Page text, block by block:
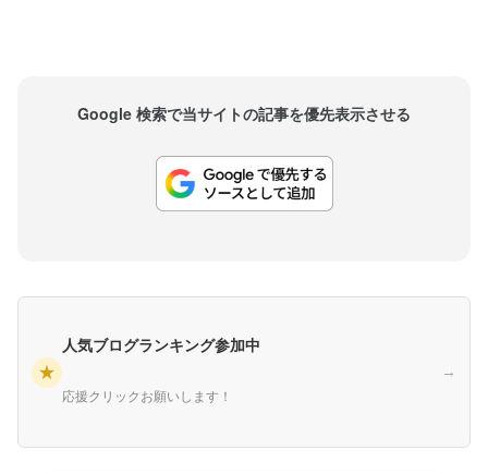
Google 検索で当サイトの記事を優先表示させる
★
人気ブログランキング参加中
応援クリックお願いします！
→